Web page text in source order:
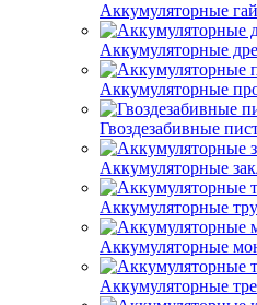
Аккумуляторные
Аккумуляторные
Аккумуляторные
Гвоздезабивные
Аккумуляторные
Аккумуляторные
Аккумуляторные
Аккумуляторные